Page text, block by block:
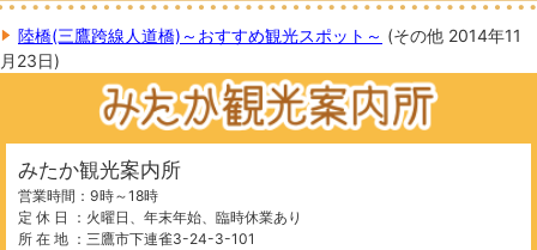
陸橋(三鷹跨線人道橋)～おすすめ観光スポット～ (その他 2014年11
月23日)
みたか観光案内所
営業時間：9時～18時
定 休 日 ：火曜日、年末年始、臨時休業あり
所 在 地 ：三鷹市下連雀3-24-3-101